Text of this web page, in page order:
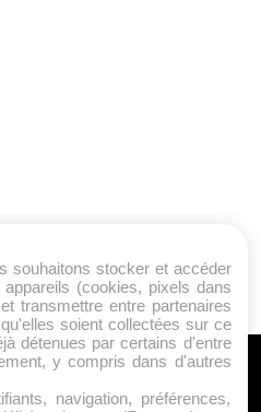
nous ?
souhaitons stocker et accéder
(cookies, pixels dans
transmettre entre partenaires
soient collectées sur ce
détenues par certains d'entre
y compris dans d'autres
navigation, préférences,